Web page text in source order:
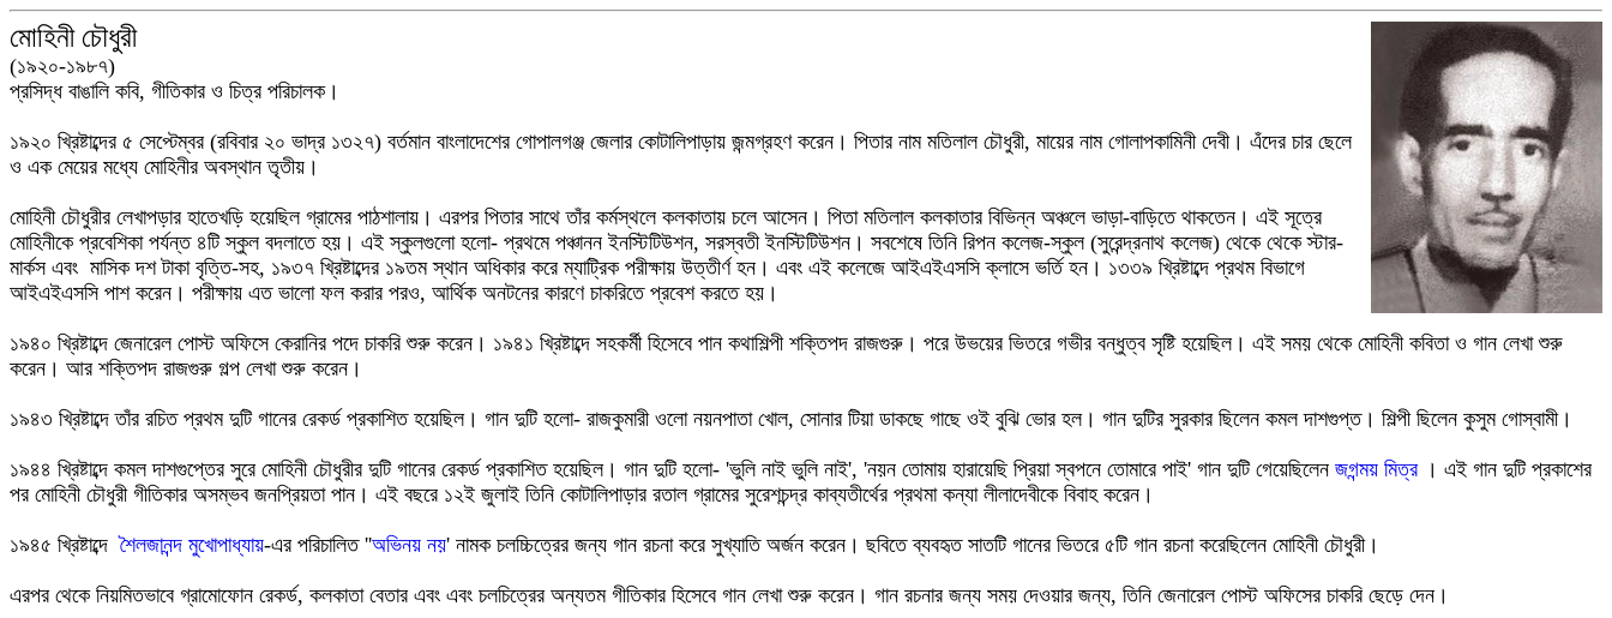
মোহিনী চৌধুরী
(১৯২০-১৯৮৭)
প্রসিদ্ধ বাঙালি কবি, গীতিকার ও চিত্র পরিচালক।
১৯২০ খ্রিষ্টাব্দের ৫ সেপ্টেম্বর (রবিবার ২০ ভাদ্র ১৩২৭) বর্তমান বাংলাদেশের গোপালগঞ্জ জেলার কোটালিপাড়ায় জন্মগ্রহণ করেন। পিতার নাম মতিলাল চৌধুরী, মায়ের নাম গোলাপকামিনী দেবী। এঁদের চার ছেলে
ও এক মেয়ের মধ্যে মোহিনীর অবস্থান তৃতীয়।
মোহিনী চৌধুরীর লেখাপড়ার হাতেখড়ি হয়েছিল গ্রামের পাঠশালায়। এরপর পিতার সাথে তাঁর কর্মস্থলে কলকাতায় চলে আসেন। পিতা মতিলাল কলকাতার বিভিন্ন অঞ্চলে ভাড়া-বাড়িতে থাকতেন। এই সূত্রে
মোহিনীকে প্রবেশিকা পর্যন্ত ৪টি স্কুল বদলাতে হয়। এই স্কুলগুলো হলো- প্রথমে পঞ্চানন ইনস্টিটিউশন, সরস্বতী ইনস্টিটিউশন। সবশেষে তিনি রিপন কলেজ-স্কুল (সুরেন্দ্রনাথ কলেজ) থেকে থেকে স্টার-
মার্কস ‌এবং মাসিক দশ টাকা বৃত্তি-সহ, ১৯৩৭ খ্রিষ্টাব্দের ১৯তম স্থান অধিকার করে ম্যাট্রিক পরীক্ষায় উত্তীর্ণ হন। এবং এই কলেজে আইএইএসসি ক্লাসে ভর্তি হন। ১৩৩৯ খ্রিষ্টাব্দে প্রথম বিভাগে
আইএইএসসি পাশ করেন। পরীক্ষায় এত ভালো ফল করার পরও, আর্থিক অনটনের কারণে চাকরিতে প্রবেশ করতে হয়।
১৯৪০ খ্রিষ্টাব্দে জেনারেল পোস্ট অফিসে কেরানির পদে চাকরি শুরু করেন। ১৯৪১ খ্রিষ্টাব্দে সহকর্মী হিসেবে পান কথাশিল্পী শক্তিপদ রাজগুরু। পরে উভয়ের ভিতরে গভীর বন্ধুত্ব সৃষ্টি হয়েছিল। এই সময় থেকে মোহিনী কবিতা ও গান লেখা শুরু
করেন। আর শক্তিপদ রাজগুরু গল্প লেখা শুরু করেন।
১৯৪৩ খ্রিষ্টাব্দে তাঁর রচিত প্রথম দুটি গানের রেকর্ড প্রকাশিত হয়েছিল। গান দুটি হলো- রাজকুমারী ওলো নয়নপাতা খোল, সোনার টিয়া ডাকছে গাছে ওই বুঝি ভোর হল। গান দুটির সুরকার ছিলেন কমল দাশগুপ্ত। শিল্পী ছিলেন কুসুম গোস্বামী।
১৯৪৪ খ্রিষ্টাব্দে কমল দাশগুপ্তের সুরে মোহিনী চৌধুরীর দুটি গানের রেকর্ড প্রকাশিত হয়েছিল। গান দুটি হলো- 'ভুলি নাই ভুলি নাই', 'নয়ন তোমায় হারায়েছি প্রিয়া স্বপনে তোমারে পাই' গান দুটি গেয়েছিলেন জগন্ময় মিত্র । এই গান দুটি প্রকাশের
পর মোহিনী চৌধুরী গীতিকার অসম্ভব জনপ্রিয়তা পান। এই বছরে ১২ই জুলাই তিনি কোটালিপাড়ার রতাল গ্রামের সুরেশচন্দ্র কাব্যতীর্থের প্রথমা কন্যা লীলাদেবীকে বিবাহ করেন।
১৯৪৫ খ্রিষ্টাব্দেশৈলজানন্দ মুখোপাধ্যায়-এর পরিচালিত ''অভিনয় নয়' নামক চলচ্চিত্রের জন্য গান রচনা করে সুখ্যাতি অর্জন করেন। ছবিতে ব্যবহৃত সাতটি গানের ভিতরে ৫টি গান রচনা করেছিলেন মোহিনী চৌধুরী।
এরপর থেকে নিয়মিতভাবে গ্রামোফোন রেকর্ড, কলকাতা বেতার এবং এবং চলচিত্রের অন্যতম গীতিকার হিসেবে গান লেখা শুরু করেন। গান রচনার জন্য সময় দেওয়ার জন্য, তিনি জেনারেল পোস্ট অফিসের চাকরি ছেড়ে দেন।